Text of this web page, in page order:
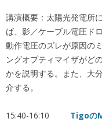
講演概要：太陽光発電所
ば、影／ケーブル電圧ド
動作電圧のズレが原因の
ングオプティマイザがど
かを説明する。また、大
介する。
15:40-16:10 Tigoの